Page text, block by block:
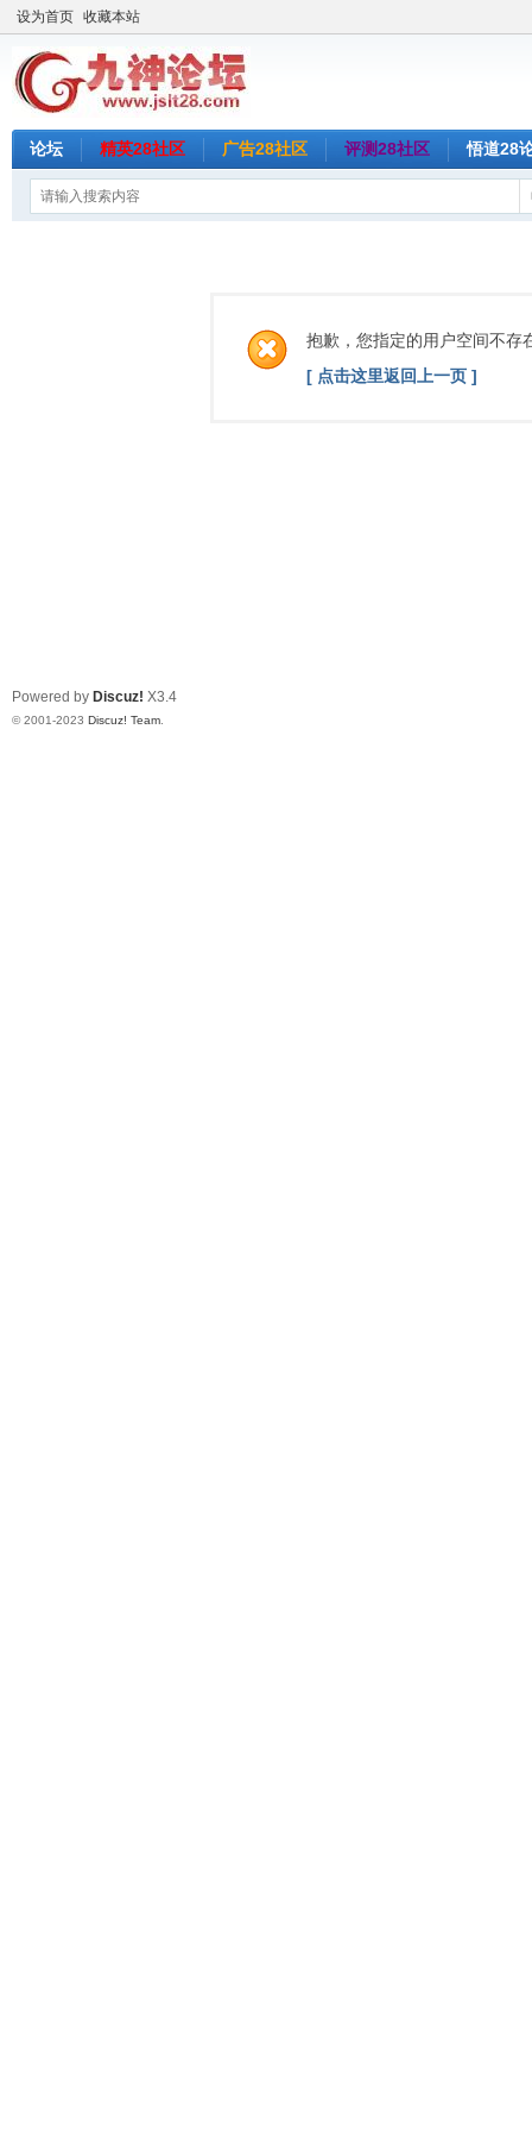
设为首页 收藏本站
论坛 精英28社区 广告28社区 评测28社区 悟道28
抱歉，您指定的用户空间不存
[ 点击这里返回上一页 ]
Powered by Discuz! X3.4
© 2001-2023 Discuz! Team